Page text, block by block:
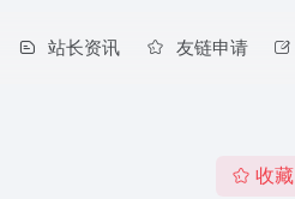
站长资讯 友链申请
收藏